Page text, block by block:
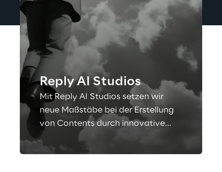
Reply AI Studios
Mit Reply AI Studios setzen wir
neue Maßstäbe bei der Erstellung
von Contents durch innovative
Techniken und modernste
Technologien.